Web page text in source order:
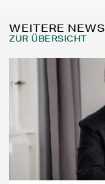
WEITERE NEWS
ZUR ÜBERSICHT